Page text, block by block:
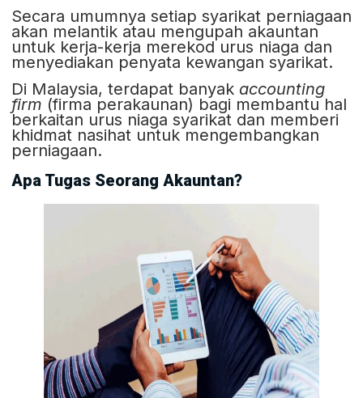
Secara umumnya setiap syarikat perniagaan
akan melantik atau mengupah akauntan
untuk kerja-kerja merekod urus niaga dan
menyediakan penyata kewangan syarikat.
Di Malaysia, terdapat banyak accounting
firm (firma perakaunan) bagi membantu hal
berkaitan urus niaga syarikat dan memberi
khidmat nasihat untuk mengembangkan
perniagaan.
Apa Tugas Seorang Akauntan?